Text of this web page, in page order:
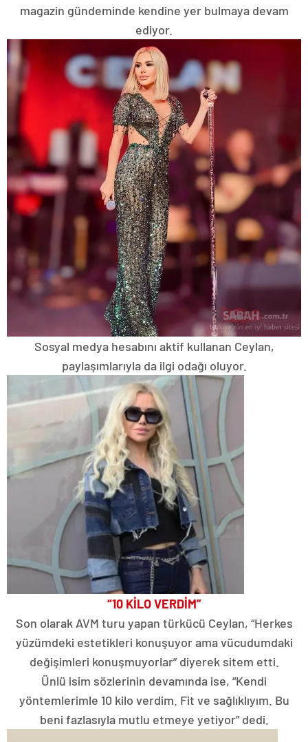
magazin gündeminde kendine yer bulmaya devam
ediyor.
Sosyal medya hesabını aktif kullanan Ceylan,
paylaşımlarıyla da ilgi odağı oluyor.
“10 KİLO VERDİM”
Son olarak AVM turu yapan türkücü Ceylan, “Herkes
yüzümdeki estetikleri konuşuyor ama vücudumdaki
değişimleri konuşmuyorlar” diyerek sitem etti.
Ünlü isim sözlerinin devamında ise, “Kendi
yöntemlerimle 10 kilo verdim. Fit ve sağlıklıyım. Bu
beni fazlasıyla mutlu etmeye yetiyor” dedi.